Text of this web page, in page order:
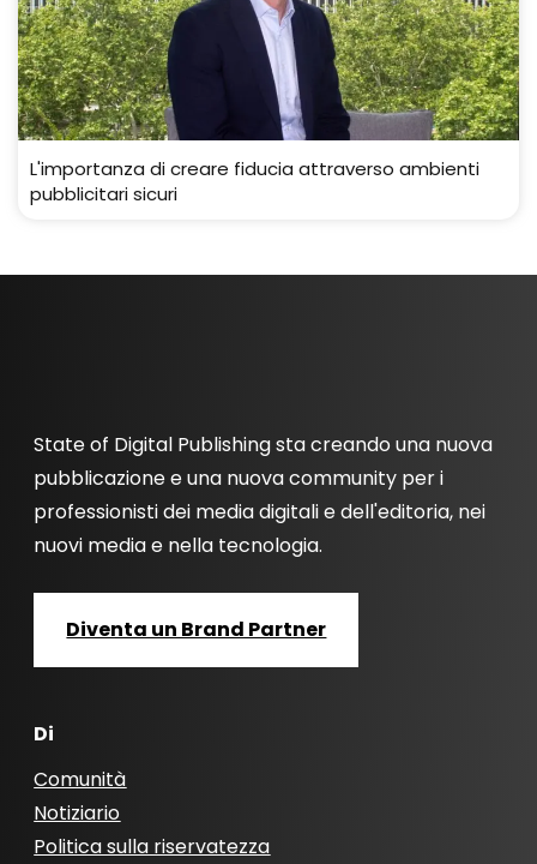
L'importanza di creare fiducia attraverso ambienti
pubblicitari sicuri
State of Digital Publishing sta creando una nuova
pubblicazione e una nuova community per i
professionisti dei media digitali e dell'editoria, nei
nuovi media e nella tecnologia.
Diventa un Brand Partner
Di
Comunità
Notiziario
Politica sulla riservatezza